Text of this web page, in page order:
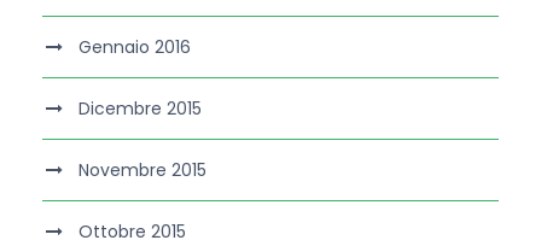
Gennaio 2016
Dicembre 2015
Novembre 2015
Ottobre 2015